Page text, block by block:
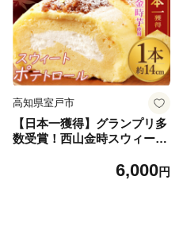
高知県室戸市
【日本一獲得】グランプリ多
数受賞！西山金時スウィート
6,000円